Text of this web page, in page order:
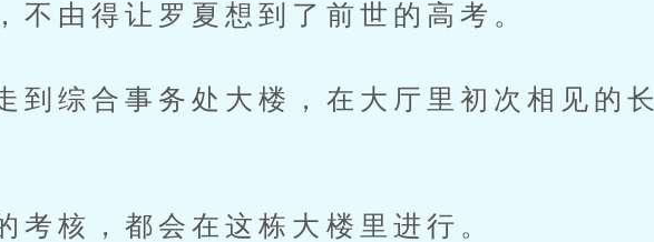
由得让罗夏想到了前世的高考。
综合事务处大楼，在大厅里初次相见的长
核，都会在这栋大楼里进行。